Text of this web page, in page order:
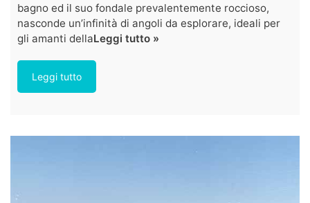
bagno ed il suo fondale prevalentemente roccioso,
nasconde un’infinità di angoli da esplorare, ideali per
gli amanti dellaLeggi tutto »
Leggi tutto